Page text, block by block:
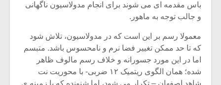
باس مقدمه ای می شوند برای انجام مدولاسیون ناگهانی
و جالب توجه به ماهور.
معمولا رسم بر این است که در مدولاسیون، تلاش شود
که تا حد ممکن تغییر فضا نرم و نامحسوس باشد. متبسم
اما در این مورد جسورانه و خلاف رسم مالوف ظاهر
شده؛ همان الگوی ریتمیک ۱۲ ضربی- با محوریت نت